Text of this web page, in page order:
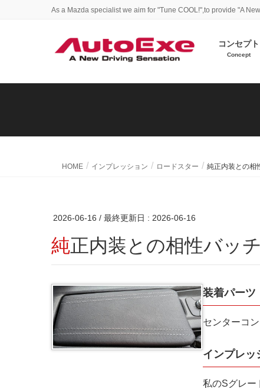
As a Mazda specialist we aim for "Tune COOL!",to provide "A
コンセプト
Concept
HOME インプレッション ロードスター 純正内装との相
2026-06-16 / 最終更新日 : 2026-06-16
純正内装との相性バッ
装着パーツ
センターコ
インプレッ
私のSグレー